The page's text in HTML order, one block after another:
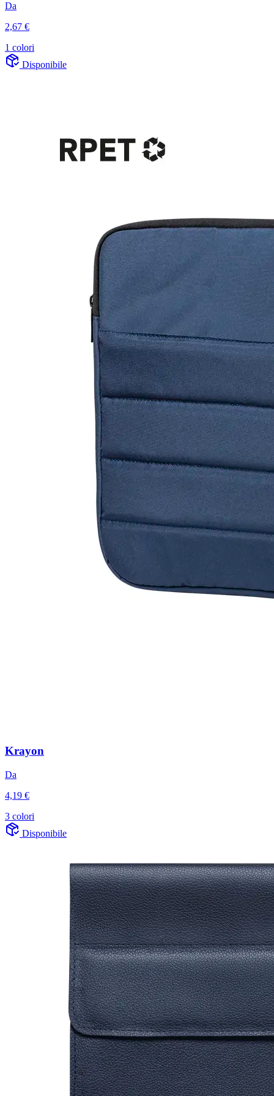
Da
2,67 €
1 colori
Disponibile
Krayon
Da
4,19 €
3 colori
Disponibile